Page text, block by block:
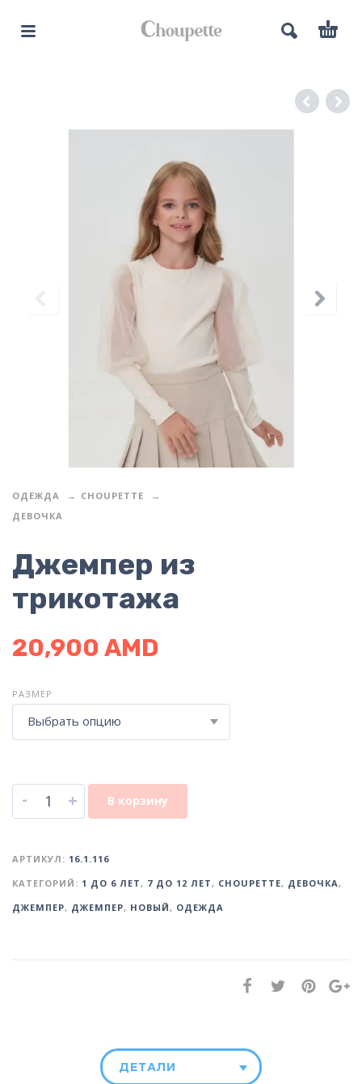
ОДЕЖДА
CHOUPETTE
ДЕВОЧКА
Джемпер из
трикотажа
20,900 AMD
РАЗМЕР
Выбрать опцию
- + В корзину
АРТИКУЛ: 16.1.116
КАТЕГОРИЙ: 1 ДО 6 ЛЕТ, 7 ДО 12 ЛЕТ, CHOUPETTE, ДЕВОЧКА,
ДЖЕМПЕР, ДЖЕМПЕР, НОВЫЙ, ОДЕЖДА
ДЕТАЛИ